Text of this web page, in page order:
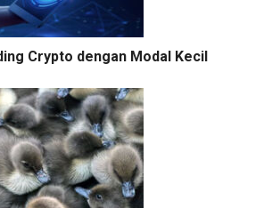
Crypto dengan Modal Kecil